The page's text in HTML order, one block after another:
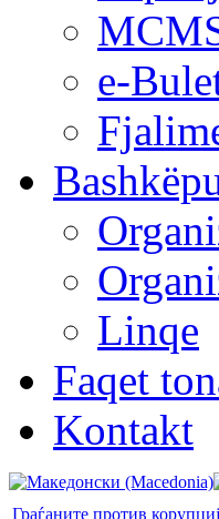
e-
Linqe
Faqet
Kontakt
Граѓаните против